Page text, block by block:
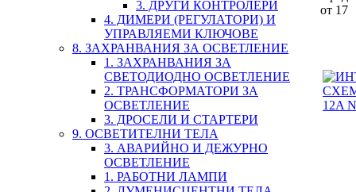
3. ДРУГИ КОНТРОЛЕРИ
4. ДИМЕРИ (РЕГУЛАТОРИ) И
УПРАВЛЯЕМИ КЛЮЧОВЕ
8. ЗАХРАНВАНИЯ ЗА ОСВЕТЛЕНИЕ
1. ЗАХРАНВАНИЯ ЗА
СВЕТОДИОДНО ОСВЕТЛЕНИЕ
2. ТРАНСФОРМАТОРИ ЗА
ОСВЕТЛЕНИЕ
3. ДРОСЕЛИ И СТАРТЕРИ
9. ОСВЕТИТЕЛНИ ТЕЛА
3. АВАРИЙНО И ДЕЖУРНО
ОСВЕТЛЕНИЕ
1. РАБОТНИ ЛАМПИ
от 17